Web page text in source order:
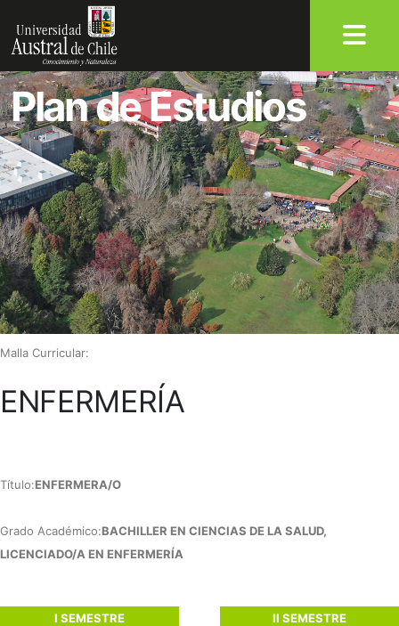
Plan de Estudios
Malla Curricular:
ENFERMERÍA
Título:ENFERMERA/O
Grado Académico:BACHILLER EN CIENCIAS DE LA SALUD,
LICENCIADO/A EN ENFERMERÍA
I SEMESTRE
II SEMESTRE